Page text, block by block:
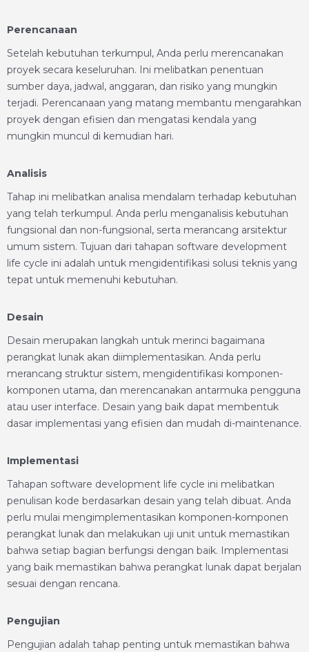
Perencanaan
Setelah kebutuhan terkumpul, Anda perlu merencanakan
proyek secara keseluruhan. Ini melibatkan penentuan
sumber daya, jadwal, anggaran, dan risiko yang mungkin
terjadi. Perencanaan yang matang membantu mengarahkan
proyek dengan efisien dan mengatasi kendala yang
mungkin muncul di kemudian hari.
Analisis
Tahap ini melibatkan analisa mendalam terhadap kebutuhan
yang telah terkumpul. Anda perlu menganalisis kebutuhan
fungsional dan non-fungsional, serta merancang arsitektur
umum sistem. Tujuan dari tahapan software development
life cycle ini adalah untuk mengidentifikasi solusi teknis yang
tepat untuk memenuhi kebutuhan.
Desain
Desain merupakan langkah untuk merinci bagaimana
perangkat lunak akan diimplementasikan. Anda perlu
merancang struktur sistem, mengidentifikasi komponen-
komponen utama, dan merencanakan antarmuka pengguna
atau user interface. Desain yang baik dapat membentuk
dasar implementasi yang efisien dan mudah di-maintenance.
Implementasi
Tahapan software development life cycle ini melibatkan
penulisan kode berdasarkan desain yang telah dibuat. Anda
perlu mulai mengimplementasikan komponen-komponen
perangkat lunak dan melakukan uji unit untuk memastikan
bahwa setiap bagian berfungsi dengan baik. Implementasi
yang baik memastikan bahwa perangkat lunak dapat berjalan
sesuai dengan rencana.
Pengujian
Pengujian adalah tahap penting untuk memastikan bahwa